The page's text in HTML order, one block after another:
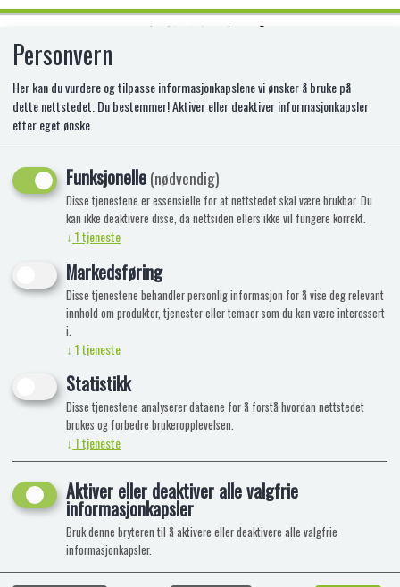
AKTIVITETSBOK DISNEY SMÅ OG
STORE HELTER
EG-224279
Personvern
Her kan du vurdere og tilpasse informasjonkapslene vi ønsker å bruke på
dette nettstedet. Du bestemmer! Aktiver eller deaktiver informasjonkapsler
etter eget ønske.
Funksjonelle(nødvendig)
Disse tjenestene er essensielle for at nettstedet skal være brukbar. Du
kan ikke deaktivere disse, da nettsiden ellers ikke vil fungere korrekt.
↓ 1tjeneste
Markedsføring
Disse tjenestene behandler personlig informasjon for å vise deg relevant
innhold om produkter, tjenester eller temaer som du kan være interessert
i.
↓ 1tjeneste
Statistikk
Disse tjenestene analyserer dataene for å forstå hvordan nettstedet
brukes og forbedre brukeropplevelsen.
↓ 1tjeneste
Aktiver eller deaktiver alle valgfrie
informasjonkapsler
Bruk denne bryteren til å aktivere eller deaktivere alle valgfrie
informasjonkapsler.